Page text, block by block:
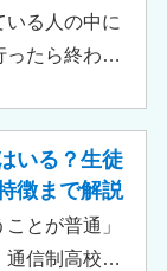
ンセラーによ
厚い支援が
は、サポート
との違い、メ
いて解説し
いる人の中に
ったら終わ
ないでしょう
通信制高校に
生終了」で
信制高校で
いる？生徒
徴まで解説
とが普通」
通信制高校へ